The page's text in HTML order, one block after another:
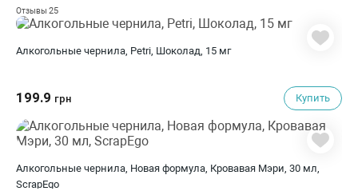
Отзывы 25
Алкогольные чернила, Petri, Шоколад, 15 мг
199.9 грн Купить
Алкогольные чернила, Новая формула, Кровавая Мэри, 30 мл,
ScrapEgo